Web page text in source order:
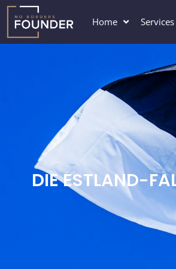
Zum
Inhalt
springen
Home Services
DIE ESTLAND-